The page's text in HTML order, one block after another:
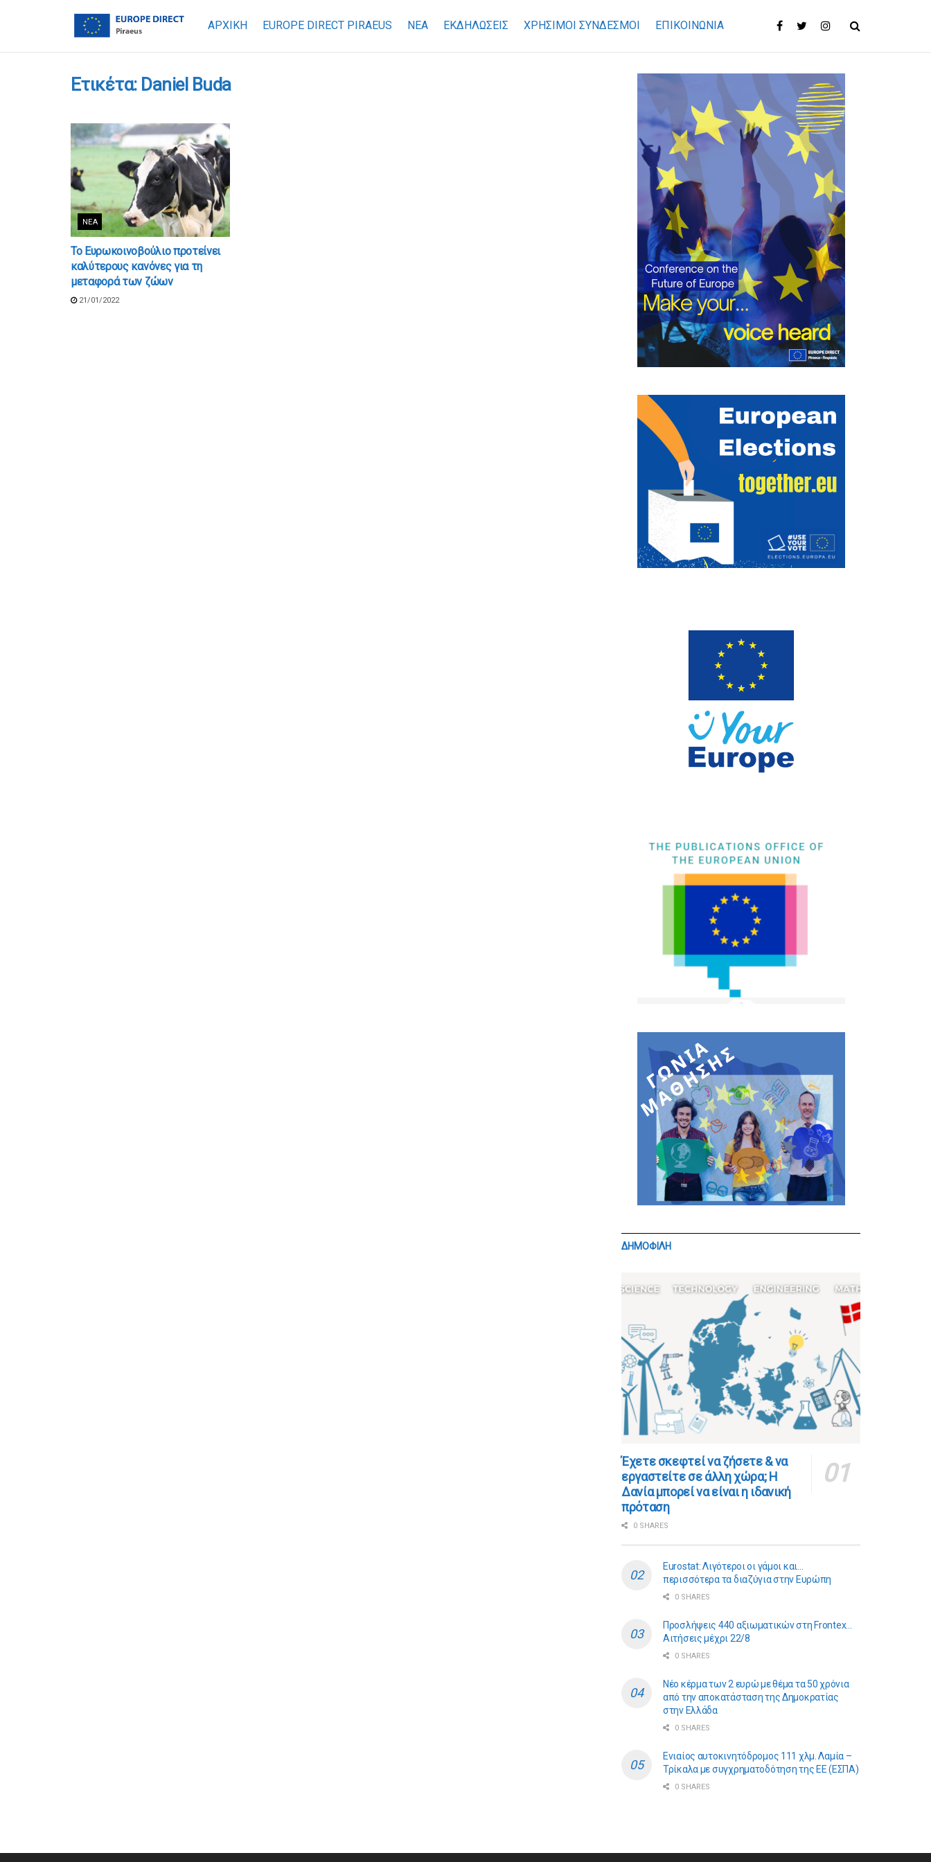
ΑΡΧΙΚΗ EUROPE DIRECT PIRAEUS ΝΕΑ ΕΚΔΗΛΩΣΕΙΣ ΧΡΉΣΙΜΟΙ ΣΎΝΔΕΣΜΟΙ ΕΠΙΚΟΙΝΩΝΊΑ
Ετικέτα: Daniel Buda
ΝΈΑ
Το Ευρωκοινοβούλιο προτείνει
καλύτερους κανόνες για τη
μεταφορά των ζώων
21/01/2022
ΔΗΜΟΦΙΛΗ
​​Έχετε σκεφτεί να ζήσετε & να
εργαστείτε σε άλλη χώρα; Η
Δανία μπορεί να είναι η ιδανική
πρόταση
0 SHARES
Eurostat: Λιγότεροι οι γάμοι και…
περισσότερα τα διαζύγια στην Ευρώπη
0 SHARES
Προσλήψεις 440 αξιωματικών στη Frontex…
Αιτήσεις μέχρι 22/8
0 SHARES
Νέο κέρμα των 2 ευρώ με θέμα τα 50 χρόνια
από την αποκατάσταση της Δημοκρατίας
στην Ελλάδα
0 SHARES
Ενιαίος αυτοκινητόδρομος 111 χλμ. Λαμία –
Τρίκαλα με συγχρηματοδότηση της ΕE (ΕΣΠΑ)
0 SHARES